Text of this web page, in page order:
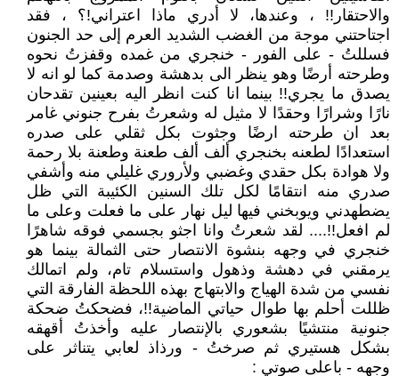
والاحتقار!! ، وعندها، لا أدري ماذا اعتراني!؟ ، فقد
اجتاحتني موجة من الغضب الشديد العرم إلى حد الجنون
فسللتُ - على الفور - خنجري من غمده وقفزتُ نحوه
وطرحته أرضًا وهو ينظر الى بدهشة وصدمة كما لو انه لا
يصدق ما يجري!! بينما انا كنت انظر اليه بعينين تقدحان
نارًا وشرارًا وحقدًا لا مثيل له وشعرتُ بفرح جنوني غامر
بعد ان طرحته ارضًا وجثوت بكل ثقلي على صدره
استعدادًا لطعنه بخنجري ألف ألف طعنة وطعنة بلا رحمة
ولا هوادة بكل حقدي وغضبي ولأروري غليلي منه وأشفي
صدري منه انتقامًا لكل تلك السنين الكئيبة التي ظل
يضطهدني ويوبخني فيها ليل نهار على ما فعلت وعلى ما
لم افعل!!.... لقد شعرتُ وانا اجثو بجسمي فوقه شاهرًا
خنجري في وجهه بنشوة الانتصار حتى الثمالة بينما هو
يرمقني في دهشة وذهول واستسلام تام، ولم اتمالك
نفسي من شدة الهياج والابتهاج بهذه اللحظة الفارقة التي
ظللت أحلم بها طوال حياتي الماضية!!، فضحكتُ ضحكة
جنونية منتشيًا بشعوري بالإنتصار عليه وأخذتُ أقهقه
بشكل هستيري ثم صرختُ - ورذاذ لعابي يتناثر على
وجهه - باعلى صوتي :